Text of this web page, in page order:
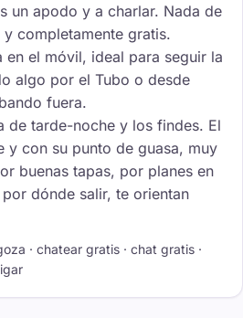
un apodo y a charlar. Nada de
completamente gratis.
en el móvil, ideal para seguir la
algo por el Tubo o desde
fuera.
de tarde-noche y los findes. El
y con su punto de guasa, muy
buenas tapas, por planes en
dónde salir, te orientan
· chatear gratis · chat gratis ·